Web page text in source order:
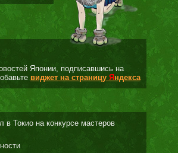
Японии, подписавшись на
виджет на страницу Яндекса
в Токио на конкурсе мастеров